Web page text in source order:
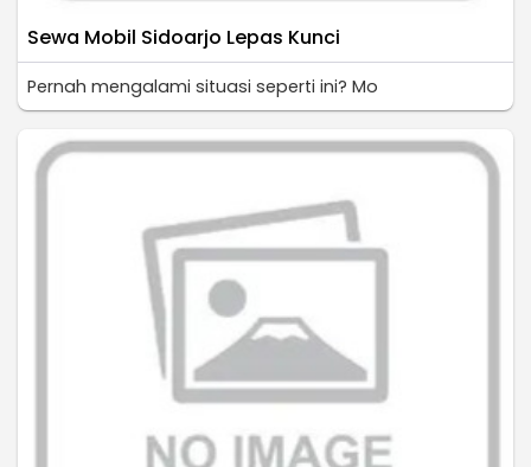
Sewa Mobil Sidoarjo Lepas Kunci
Pernah mengalami situasi seperti ini? Mo